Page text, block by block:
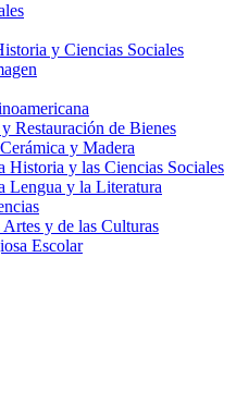
y Ciencias Sociales
Restauración de Bienes
y Madera
y las Ciencias Sociales
Lengua y la Literatura
y de las Culturas
Escolar